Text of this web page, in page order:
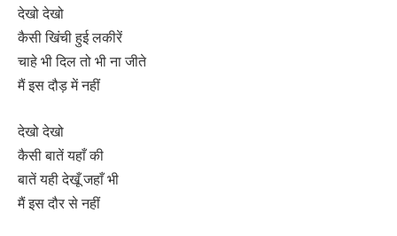
देखो देखो
कैसी खिंची हुई लकीरें
चाहे भी दिल तो भी ना जीते
मैं इस दौड़ में नहीं
देखो देखो
कैसी बातें यहाँ की
बातें यही देखूँ जहाँ भी
मैं इस दौर से नहीं